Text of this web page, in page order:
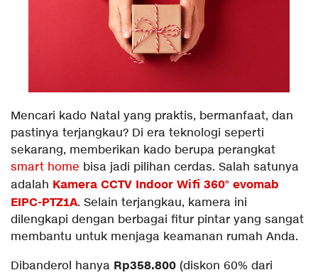
Mencari kado Natal yang praktis, bermanfaat, dan
pastinya terjangkau? Di era teknologi seperti
sekarang, memberikan kado berupa perangkat
smart home bisa jadi pilihan cerdas. Salah satunya
adalah Kamera CCTV Indoor Wifi 360° evomab
EIPC-PTZ1A. Selain terjangkau, kamera ini
dilengkapi dengan berbagai fitur pintar yang sangat
membantu untuk menjaga keamanan rumah Anda.
Dibanderol hanya Rp358.800 (diskon 60% dari